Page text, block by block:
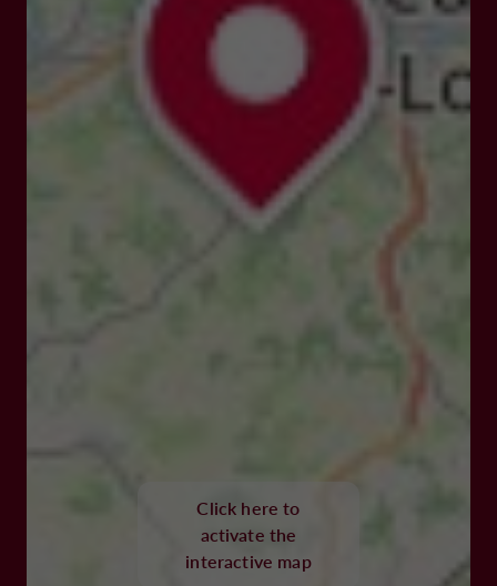
Click here to
activate the
interactive map